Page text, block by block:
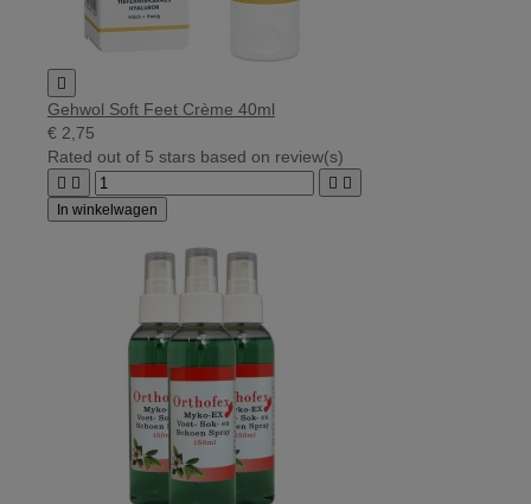

Gehwol Soft Feet Crème 40ml
€ 2,75
Rated out of 5 stars based on review(s)
   
In winkelwagen